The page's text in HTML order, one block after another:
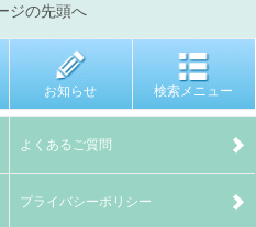
ジの先頭へ
お知らせ 検索メニュー
よくあるご質問
プライバシーポリシー